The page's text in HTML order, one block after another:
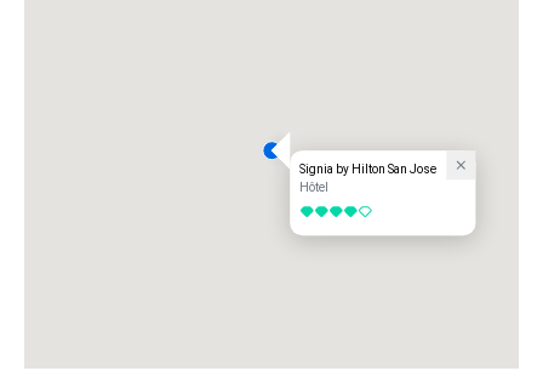
Signia by Hilton San Jose
Hôtel
4 sur 5